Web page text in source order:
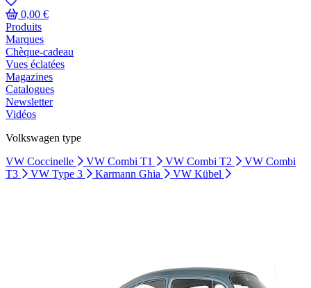
0,00 €
Produits
Marques
Chèque-cadeau
Vues éclatées
Magazines
Catalogues
Newsletter
Vidéos
Volkswagen type
VW Coccinelle
VW Combi T1 VW Combi T2
VW Combi
T3
VW Type 3 Karmann Ghia VW Kübel